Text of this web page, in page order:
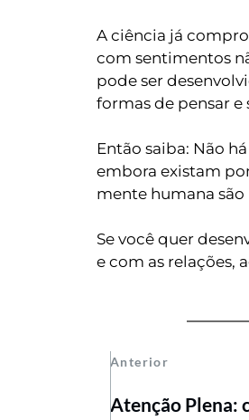
A ciência já
com sentimentos
pode ser
formas de pensar
Então saiba: Não
embora existam
mente humana
Se você quer
e com as relações,
Anterior
Atenção Plena: